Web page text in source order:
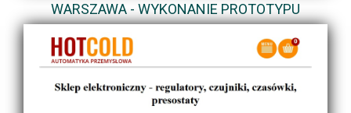
WARSZAWA - WYKONANIE PROTOTYPU